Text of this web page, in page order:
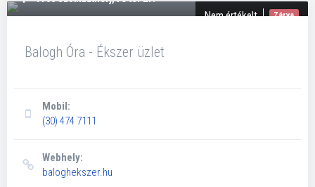
Nem értékelt Zárva
Balogh Óra - Ékszer üzlet
Mobil:
(30) 474 7111
Webhely:
baloghekszer.hu